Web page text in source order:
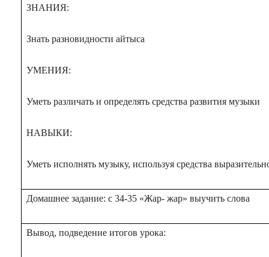
ЗНАНИЯ:
Знать разновидности айтыса
УМЕНИЯ:
Уметь различать и определять средства развития музыки
НАВЫКИ:
Уметь исполнять музыку, используя средства
Домашнее задание: с 34-35 «Жар- жар» выучить слова
Вывод, подведение итогов урока: